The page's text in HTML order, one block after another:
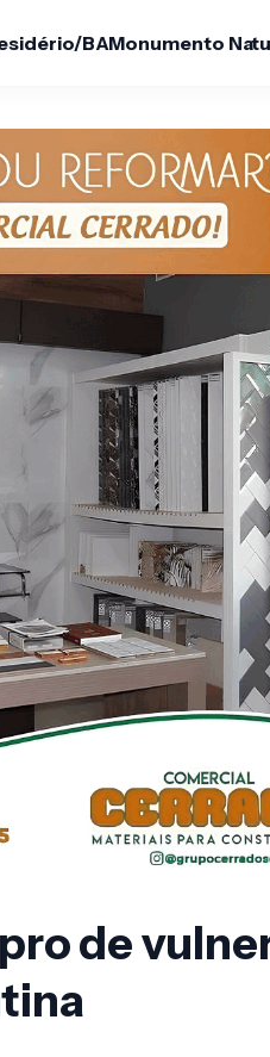
BAMonumento
de